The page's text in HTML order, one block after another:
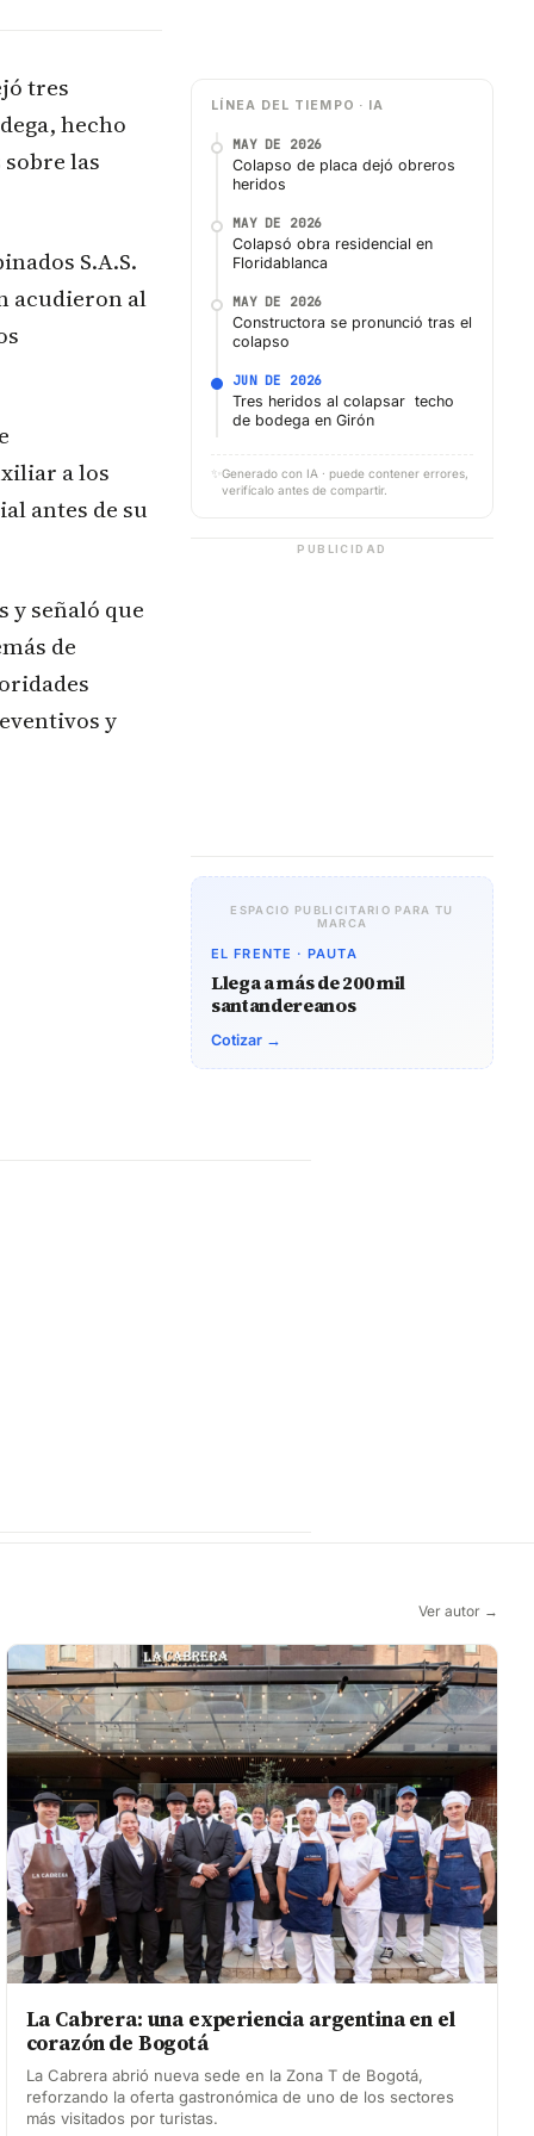
tres
hecho
las
S.A.S.
acudieron al
a los
antes de su
y señaló que
de
y
LÍNEA DEL TIEMPO · IA
MAY DE 2026
Colapso de placa dejó obreros
heridos
MAY DE 2026
Colapsó obra residencial en
Floridablanca
MAY DE 2026
Constructora se pronunció tras el
colapso
JUN DE 2026
Tres heridos al colapsar techo
de bodega en Girón
✨ Generado con IA · puede contener errores,
verifícalo antes de compartir.
PUBLICIDAD
ESPACIO PUBLICITARIO PARA TU
MARCA
EL FRENTE · PAUTA
Llega a más de 200 mil
santandereanos
Cotizar →
Ver autor →
La Cabrera: una experiencia argentina en el
corazón de Bogotá
La Cabrera abrió nueva sede en la Zona T de Bogotá,
reforzando la oferta gastronómica de uno de los sectores
más visitados por turistas.